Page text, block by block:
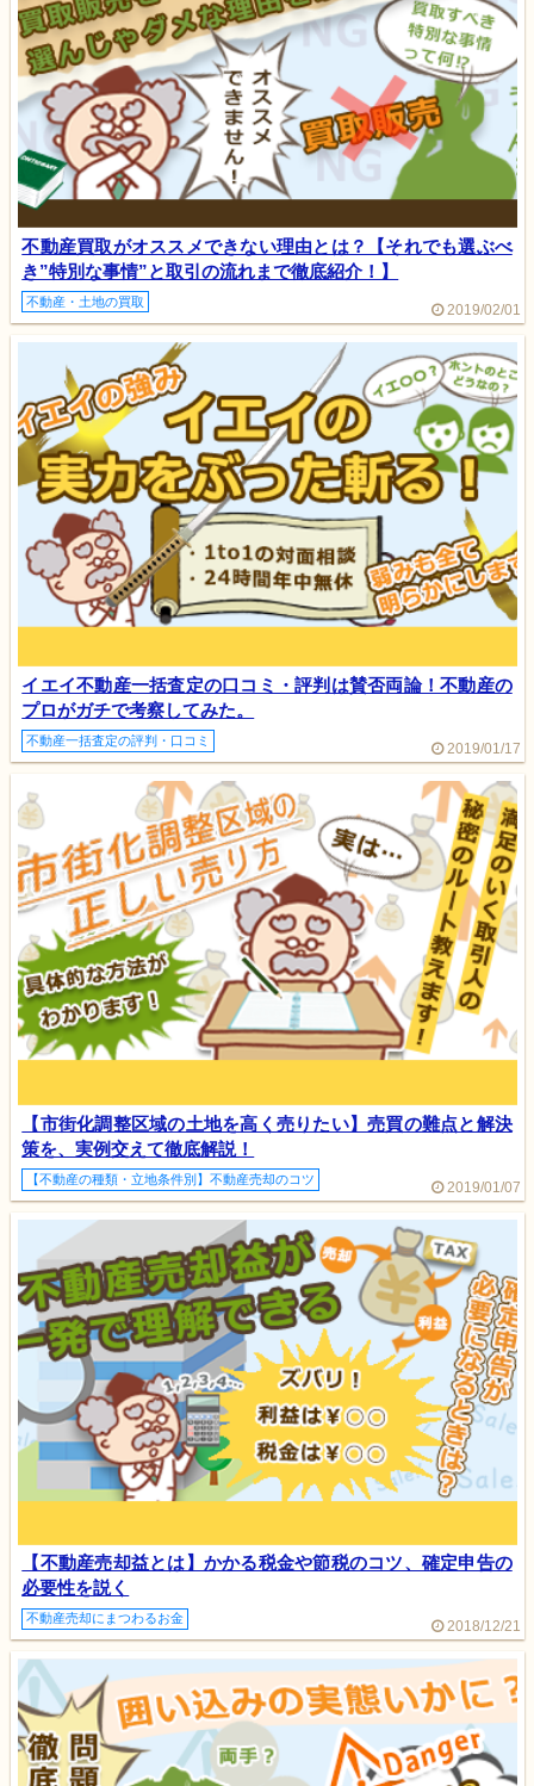
不動産買取がオススメできない理由とは？【それでも選ぶべ
き”特別な事情”と取引の流れまで徹底紹介！】
不動産・土地の買取 2019/02/01
イエイ不動産一括査定の口コミ・評判は賛否両論！不動産の
プロがガチで考察してみた。
不動産一括査定の評判・口コミ 2019/01/17
【市街化調整区域の土地を高く売りたい】売買の難点と解決
策を、実例交えて徹底解説！
【不動産の種類・立地条件別】不動産売却のコツ 2019/01/07
【不動産売却益とは】かかる税金や節税のコツ、確定申告の
必要性を説く
不動産売却にまつわるお金 2018/12/21